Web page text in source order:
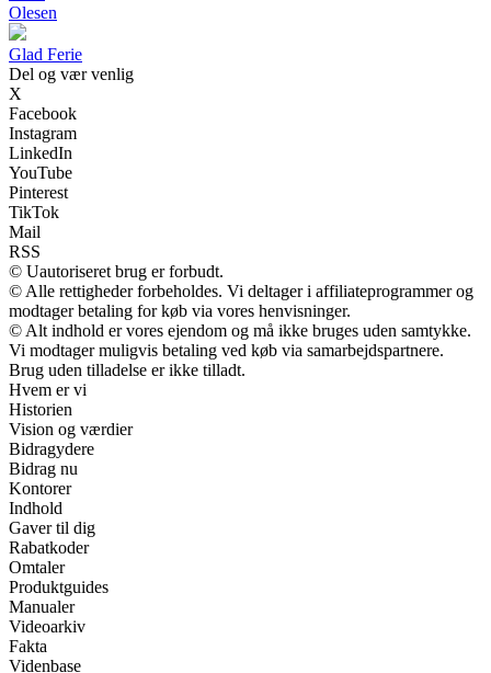
Olesen
Glad Ferie
Del og vær venlig
X
Facebook
Instagram
LinkedIn
YouTube
Pinterest
TikTok
Mail
RSS
© Uautoriseret brug er forbudt.
© Alle rettigheder forbeholdes. Vi deltager i affiliateprogrammer og
modtager betaling for køb via vores henvisninger.
© Alt indhold er vores ejendom og må ikke bruges uden samtykke.
Vi modtager muligvis betaling ved køb via samarbejdspartnere.
Brug uden tilladelse er ikke tilladt.
Hvem er vi
Historien
Vision og værdier
Bidragydere
Bidrag nu
Kontorer
Indhold
Gaver til dig
Rabatkoder
Omtaler
Produktguides
Manualer
Videoarkiv
Fakta
Videnbase